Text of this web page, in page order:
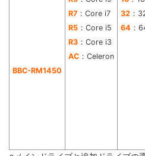
BBC-RM1450
R7 ：Core i7 32 ：
R5 ：Core i5 64 ：
R3 ：Core i3
AC ：Celeron